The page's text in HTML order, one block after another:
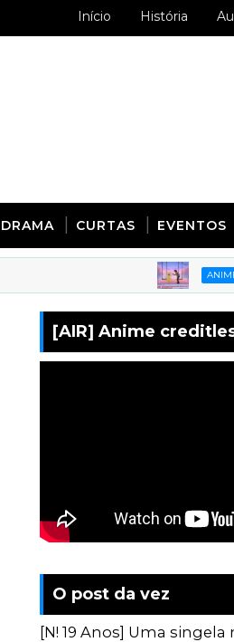
Início História
DRAMA CURTAS EVENTOS
ANIMECOTE
[AIR] Anime
O post da vez
[N! 19 Anos] Uma